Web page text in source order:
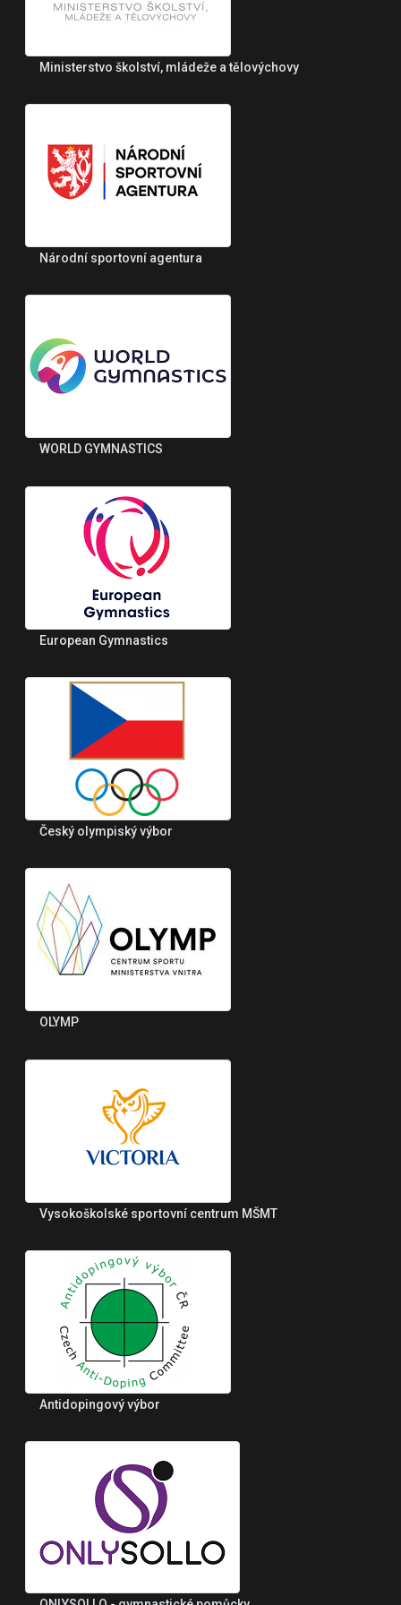
Ministerstvo školství, mládeže a tělovýchovy
Národní sportovní agentura
WORLD GYMNASTICS
European Gymnastics
Český olympiský výbor
OLYMP
Vysokoškolské sportovní centrum MŠMT
Antidopingový výbor